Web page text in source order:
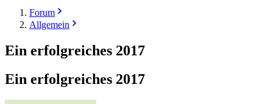
Forum
Allgemein
Ein erfolgreiches 2017
Ein erfolgreiches 2017